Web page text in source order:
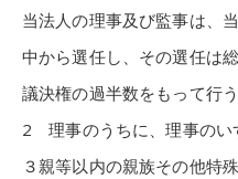
当法人の理事及び監事は、
中から選任し、その選任は
議決権の過半数をもって行う
2 理事のうちに、理事のい
３親等以内の親族その他特